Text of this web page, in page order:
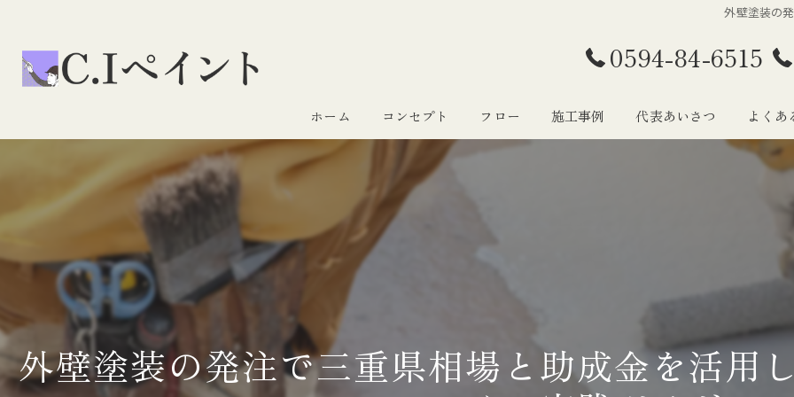
外壁塗装の
0594-84-6515
ホーム コンセプト フロー 施工事例 代表あいさつ よくあ
外壁塗装の発注で三重県相場と助成金を活用